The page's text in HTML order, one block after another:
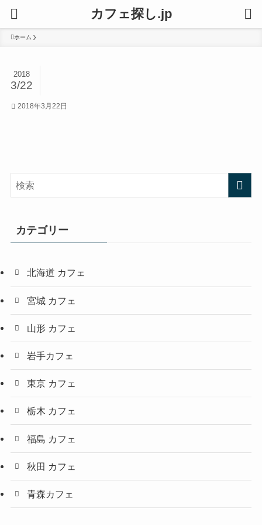
カフェ探し.jp
ホーム
2018
3/22
2018年3月22日
カテゴリー
北海道 カフェ
宮城 カフェ
山形 カフェ
岩手カフェ
東京 カフェ
栃木 カフェ
福島 カフェ
秋田 カフェ
青森カフェ